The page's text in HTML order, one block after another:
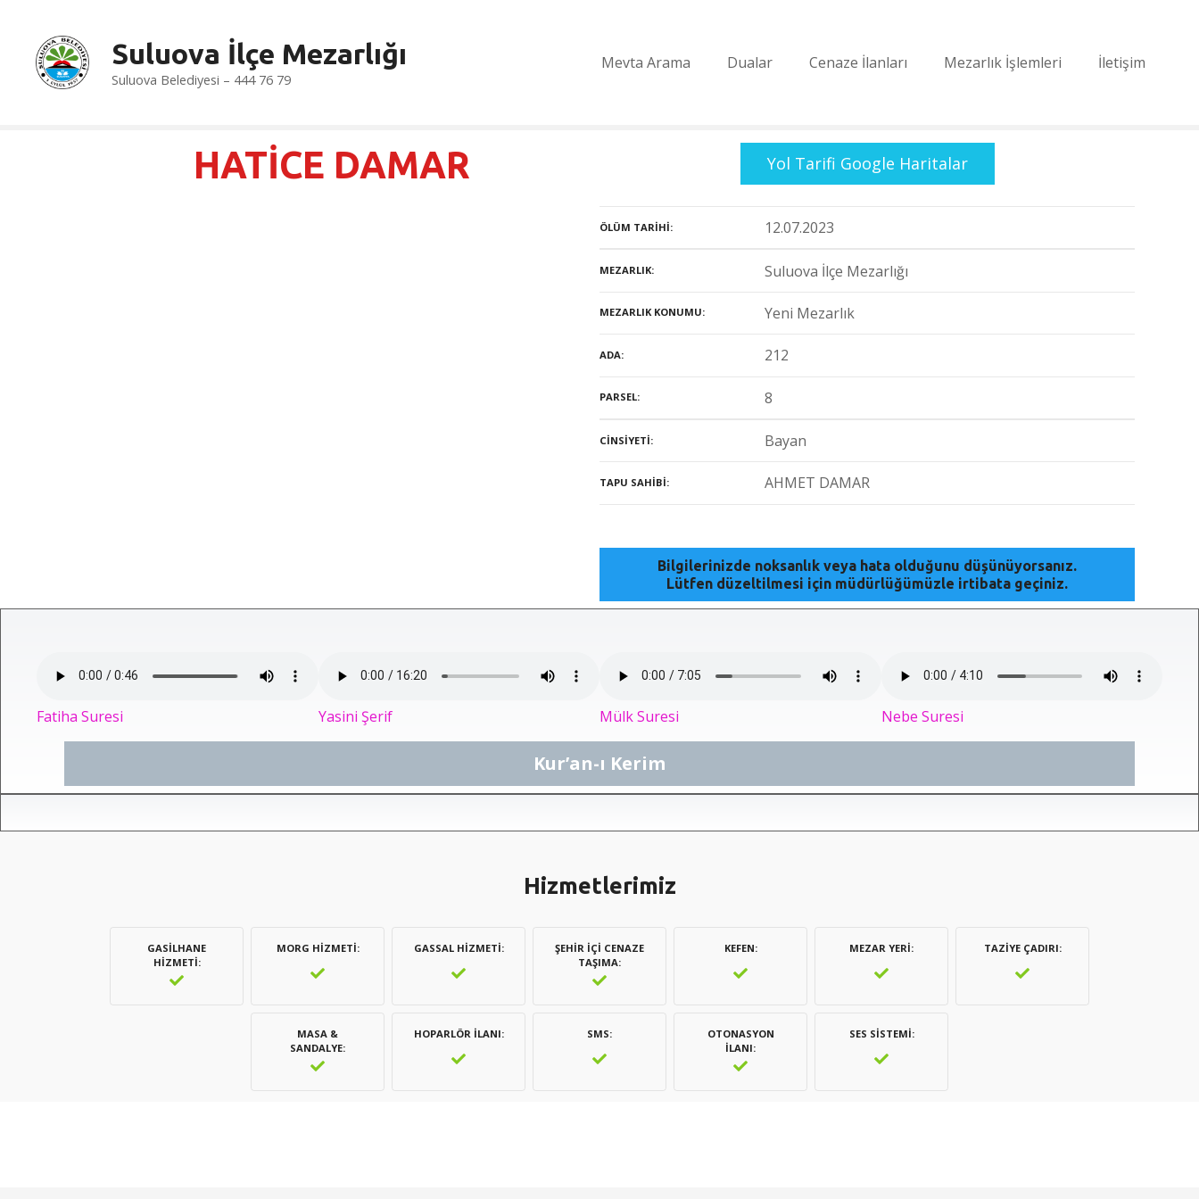
Suluova İlçe Mezarlığı
Suluova Belediyesi – 444 76 79
Mevta Arama Dualar Cenaze İlanları Mezarlık İşlemleri İletişim
HATİCE DAMAR Yol Tarifi Google Haritalar
ÖLÜM TARIHI 12.07.2023
MEZARLIK Suluova İlçe Mezarlığı
MEZARLIK KONUMU Yeni Mezarlık
ADA 212
PARSEL 8
CINSIYETI Bayan
TAPU SAHIBI AHMET DAMAR
Bilgilerinizde noksanlık veya hata olduğunu düşünüyorsanız.
Lütfen düzeltilmesi için müdürlüğümüzle irtibata geçiniz.
Fatiha Suresi Yasini Şerif Mülk Suresi Nebe Suresi
Kur’an-ı Kerim
Hizmetlerimiz
GASILHANE
HIZMETI
MORG HIZMETI GASSAL HIZMETI
ŞEHIR İÇI CENAZE
TAŞIMA
KEFEN MEZAR YERI TAZIYE ÇADIRI
MASA &
SANDALYE
HOPARLÖR İLANI SMS
OTONASYON
İLANI
SES SISTEMI